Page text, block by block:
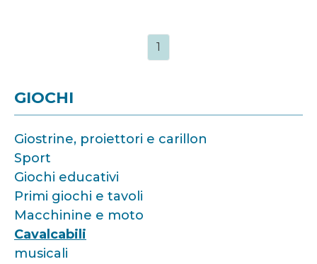
GIOCHI
Giostrine, proiettori e carillon
Sport
Giochi educativi
Primi giochi e tavoli
Macchinine e moto
Cavalcabili
musicali
1